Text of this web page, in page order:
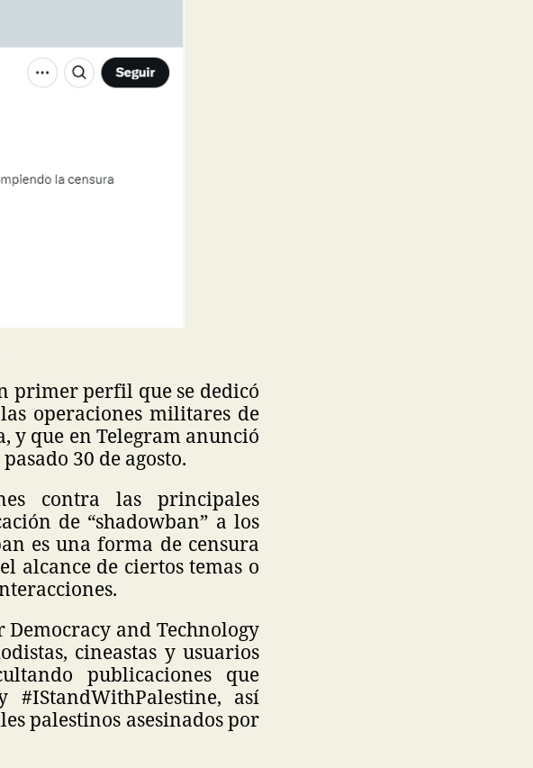
primer perfil que se dedicó
operaciones militares de
y que en Telegram anunció
30 de agosto.
contra las principales
de “shadowban” a los
es una forma de censura
alcance de ciertos temas o
and Technology
cineastas y usuarios
publicaciones que
#IStandWithPalestine, así
palestinos asesinados por